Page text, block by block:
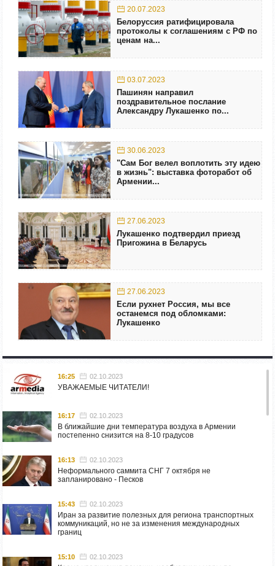
20.07.2023
Белоруссия ратифицировала
протоколы к соглашениям с РФ по
ценам на...
03.07.2023
Пашинян направил
поздравительное послание
Александру Лукашенко по...
30.06.2023
"Сам Бог велел воплотить эту идею
в жизнь": выставка фоторабот об
Армении...
27.06.2023
Лукашенко подтвердил приезд
Пригожина в Беларусь
27.06.2023
Если рухнет Россия, мы все
останемся под обломками:
Лукашенко
16:25 02.10.2023
УВАЖАЕМЫЕ ЧИТАТЕЛИ!
16:17 02.10.2023
В ближайшие дни температура воздуха в Армении
постепенно снизится на 8-10 градусов
16:13 02.10.2023
Неформального саммита СНГ 7 октября не
запланировано - Песков
15:43 02.10.2023
Иран за развитие полезных для региона транспортных
коммуникаций, но не за изменения международных
границ
15:10 02.10.2023